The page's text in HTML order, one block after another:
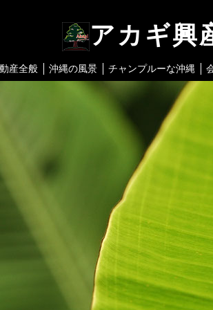
産全般 沖縄の風景 チャンプルーな沖縄
アカギ興